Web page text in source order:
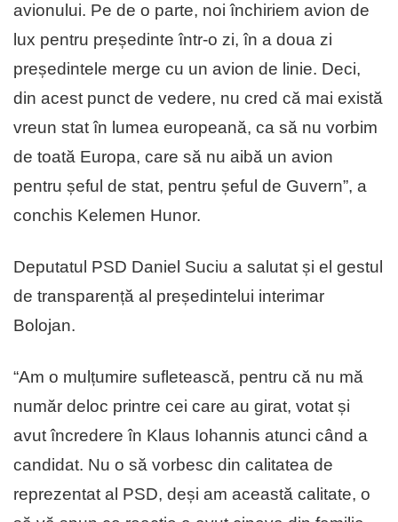
avionului. Pe de o parte, noi închiriem avion de
lux pentru președinte într-o zi, în a doua zi
președintele merge cu un avion de linie. Deci,
din acest punct de vedere, nu cred că mai există
vreun stat în lumea europeană, ca să nu vorbim
de toată Europa, care să nu aibă un avion
pentru șeful de stat, pentru șeful de Guvern”, a
conchis Kelemen Hunor.
Deputatul PSD Daniel Suciu a salutat și el gestul
de transparență al președintelui interimar
Bolojan.
“Am o mulțumire sufletească, pentru că nu mă
număr deloc printre cei care au girat, votat și
avut încredere în Klaus Iohannis atunci când a
candidat. Nu o să vorbesc din calitatea de
reprezentat al PSD, deși am această calitate, o